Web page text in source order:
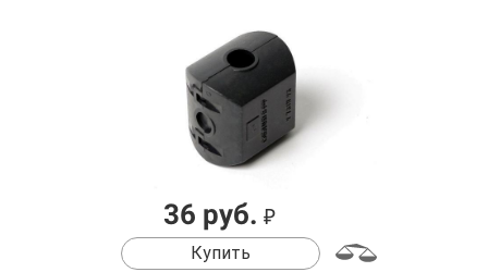
36 руб. ₽
Купить